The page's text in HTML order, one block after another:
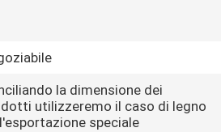
la dimensione dei
utilizzeremo il caso di legno
speciale